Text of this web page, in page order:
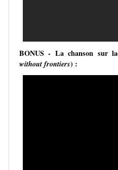
BONUS - La chanson sur
without frontiers) :